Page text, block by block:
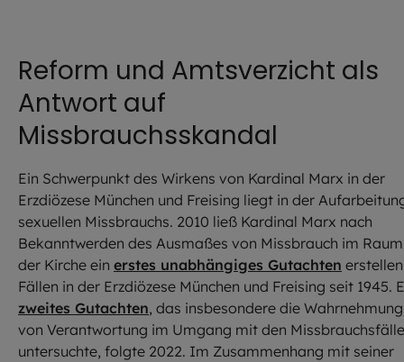
Reform und Amtsverzicht als
Antwort auf
Missbrauchsskandal
Ein Schwerpunkt des Wirkens von Kardinal Marx in der
Erzdiözese München und Freising liegt in der
sexuellen Missbrauchs. 2010 ließ Kardinal Marx nach
Bekanntwerden des Ausmaßes von Missbrauch im Raum
der Kirche ein erstes unabhängiges Gutachten
Fällen in der Erzdiözese München und Freising seit 1945.
zweites Gutachten, das insbesondere die Wahrnehmung
von Verantwortung im Umgang mit den
untersuchte, folgte 2022. Im Zusammenhang mit seiner